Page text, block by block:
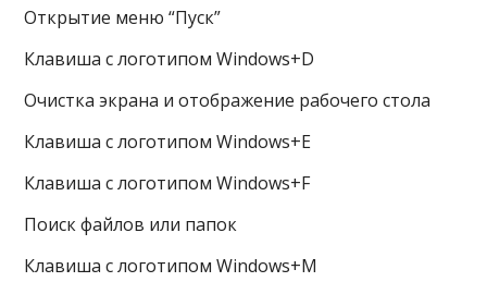
Открытие меню “Пуск”
Клавиша с логотипом Windows+D
Очистка экрана и отображение рабочего стола
Клавиша с логотипом Windows+E
Клавиша с логотипом Windows+F
Поиск файлов или папок
Клавиша с логотипом Windows+M